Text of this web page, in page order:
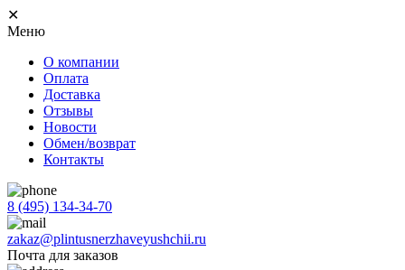
✕
Меню
О компании
Оплата
Доставка
Отзывы
Новости
Обмен/возврат
Контакты
8 (495) 134-34-70
zakaz@plintusnerzhaveyushchii.ru
Почта для заказов